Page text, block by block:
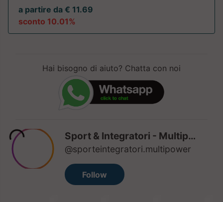
a partire da € 11.69
sconto 10.01%
Hai bisogno di aiuto? Chatta con noi